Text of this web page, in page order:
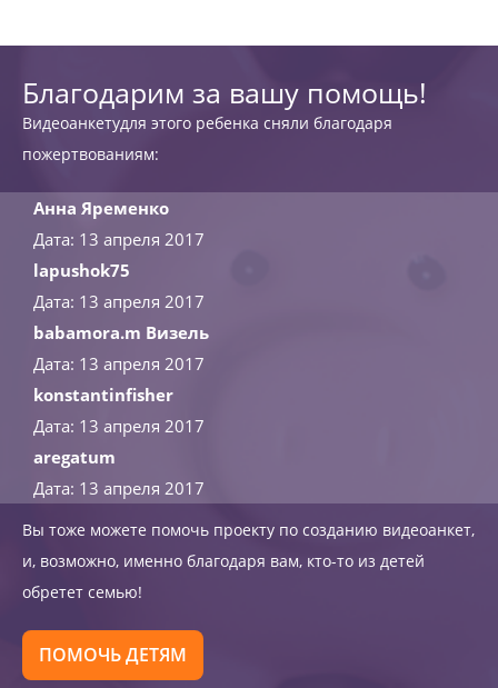
Благодарим за вашу помощь!
Видеоанкетудля этого ребенка сняли благодаря
пожертвованиям:
Анна Яременко
Дата: 13 апреля 2017
lapushok75
Дата: 13 апреля 2017
babamora.m Визель
Дата: 13 апреля 2017
konstantinfisher
Дата: 13 апреля 2017
aregatum
Дата: 13 апреля 2017
Вы тоже можете помочь проекту по созданию видеоанкет,
и, возможно, именно благодаря вам, кто-то из детей
обретет семью!
ПОМОЧЬ ДЕТЯМ